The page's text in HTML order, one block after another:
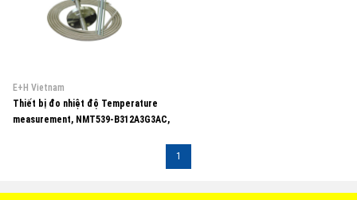
E+H Vietnam
Thiết bị đo nhiệt độ Temperature
measurement, NMT539-B312A3G3AC,
1